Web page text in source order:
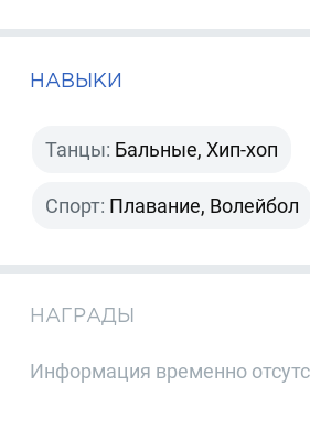
НАВЫКИ
Танцы: Бальные, Хип-хоп
Спорт: Плавание, Волейбол
НАГРАДЫ
Информация временно